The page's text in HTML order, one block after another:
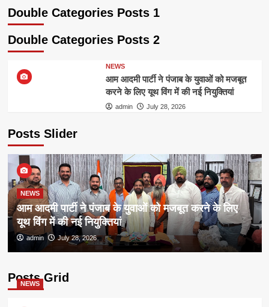
Double Categories Posts 1
Double Categories Posts 2
NEWS
आम आदमी पार्टी ने पंजाब के युवाओं को मजबूत
करने के लिए यूथ विंग में की नई नियुक्तियां
admin July 28, 2026
Posts Slider
NEWS
आम आदमी पार्टी ने पंजाब के युवाओं को मजबूत करने के लिए
यूथ विंग में की नई नियुक्तियां
admin July 28, 2026
Posts Grid
NEWS